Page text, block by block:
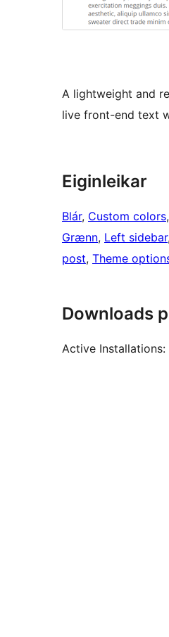
A lightweight and
live front-end text
Eiginleikar
Blár, Custom colors,
Grænn, Left sidebar,
post, Theme
Downloads
Active Installations: